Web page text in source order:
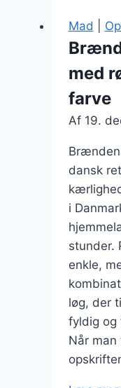
Mad
med
farve
Af 19.
dansk
i
stunder.
enkle,
løg, der
fyldig og
Når